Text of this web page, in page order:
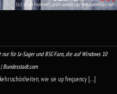
für Ja-Sager und BSC-Fans, die auf Windows 10
Bundesstadt.com
wie sie up fre­quency […]